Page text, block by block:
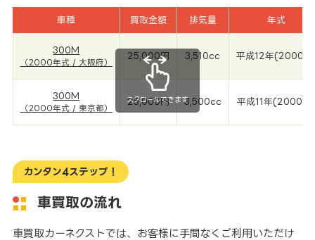
車種 買取金額 排気量 年式
300M
（2000年式 / 大阪府）
25,000円 3,510cc 平成12年(2000
300M
（2000年式 / 東京都）
25,000円 3,500cc 平成11年(2000年
スクロールできます
カンタン4ステップ！
車買取の流れ
車買取カーネクストでは、お客様に手間なくご利用いただけ